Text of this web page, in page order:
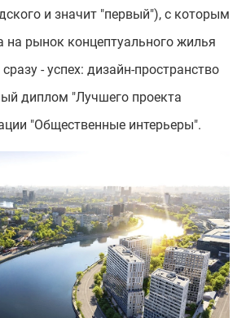
и значит "первый"), с которым
рынок концептуального жилья
- успех: дизайн-пространство
диплом "Лучшего проекта
"Общественные интерьеры".